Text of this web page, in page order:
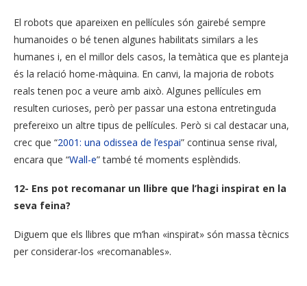
El robots que apareixen en pel·lícules són gairebé sempre
humanoides o bé tenen algunes habilitats similars a les
humanes i, en el millor dels casos, la temàtica que es planteja
és la relació home-màquina. En canvi, la majoria de robots
reals tenen poc a veure amb això. Algunes pel·lícules em
resulten curioses, però per passar una estona entretinguda
prefereixo un altre tipus de pel·lícules. Però si cal destacar una,
crec que “2001: una odissea de l’espai” continua sense rival,
encara que “Wall-e” també té moments esplèndids.
12- Ens pot recomanar un llibre que l’hagi inspirat en la
seva feina?
Diguem que els llibres que m’han «inspirat» són massa tècnics
per considerar-los «recomanables».